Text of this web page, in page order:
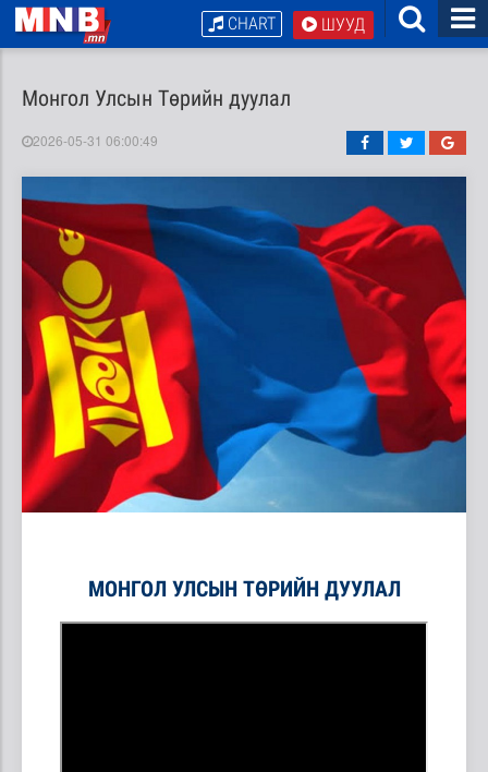
ШУУД
CHART
Монгол Улсын Төрийн дуулал
2026-05-31 06:00:49
МОНГОЛ УЛСЫН ТӨРИЙН ДУУЛАЛ